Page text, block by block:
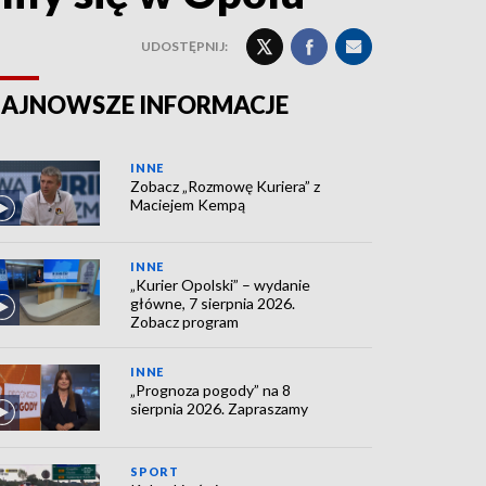
UDOSTĘPNIJ:
INFORMACJE
INNE
Zobacz „Rozmowę Kuriera” z
Maciejem Kempą
INNE
„Kurier Opolski” – wydanie
główne, 7 sierpnia 2026.
Zobacz program
INNE
„Prognoza pogody” na 8
sierpnia 2026. Zapraszamy
SPORT